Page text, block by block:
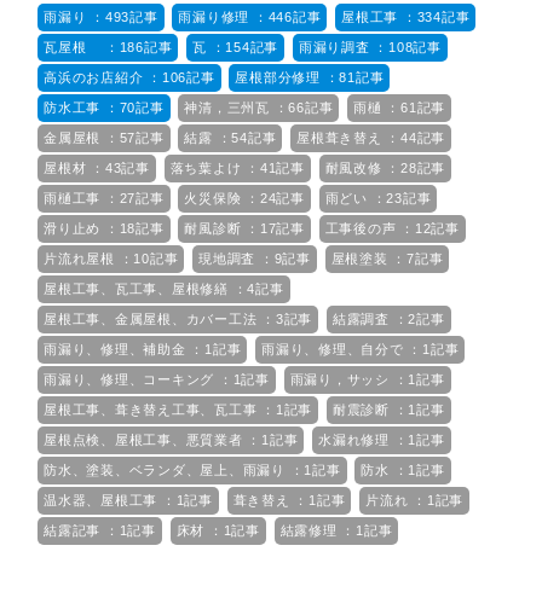
雨漏り ：493記事 雨漏り修理 ：446記事 屋根工事 ：334記事
瓦屋根 ：186記事 瓦 ：154記事 雨漏り調査 ：108記事
高浜のお店紹介 ：106記事 屋根部分修理 ：81記事
防水工事 ：70記事 神清，三州瓦 ：66記事 雨樋 ：61記事
金属屋根 ：57記事 結露 ：54記事 屋根葺き替え ：44記事
屋根材 ：43記事 落ち葉よけ ：41記事 耐風改修 ：28記事
雨樋工事 ：27記事 火災保険 ：24記事 雨どい ：23記事
滑り止め ：18記事 耐風診断 ：17記事 工事後の声 ：12記事
片流れ屋根 ：10記事 現地調査 ：9記事 屋根塗装 ：7記事
屋根工事、瓦工事、屋根修繕 ：4記事
屋根工事、金属屋根、カバー工法 ：3記事 結露調査 ：2記事
雨漏り、修理、補助金 ：1記事 雨漏り、修理、自分で ：1記事
雨漏り、修理、コーキング ：1記事 雨漏り，サッシ ：1記事
屋根工事、葺き替え工事、瓦工事 ：1記事 耐震診断 ：1記事
屋根点検、屋根工事、悪質業者 ：1記事 水漏れ修理 ：1記事
防水、塗装、ベランダ、屋上、雨漏り ：1記事 防水 ：1記事
温水器、屋根工事 ：1記事 葺き替え ：1記事 片流れ ：1記事
結露記事 ：1記事 床材 ：1記事 結露修理 ：1記事